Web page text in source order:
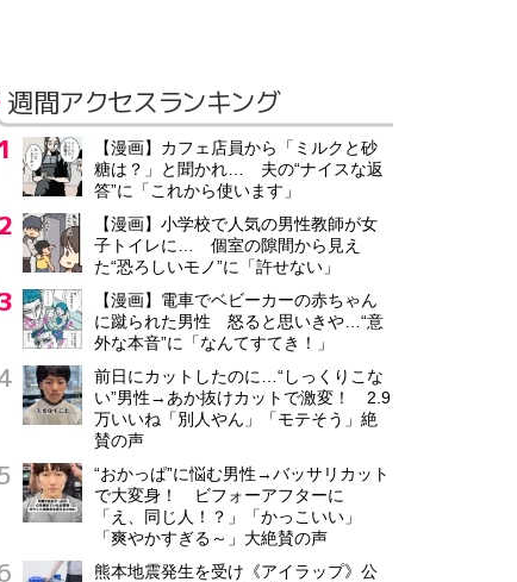
週間アクセスランキング
【漫画】カフェ店員から「ミルクと砂
糖は？」と聞かれ… 夫の“ナイスな返
答”に「これから使います」
【漫画】小学校で人気の男性教師が女
子トイレに… 個室の隙間から見え
た“恐ろしいモノ”に「許せない」
【漫画】電車でベビーカーの赤ちゃん
に蹴られた男性 怒ると思いきや…“意
外な本音”に「なんてすてき！」
前日にカットしたのに…“しっくりこな
い”男性→あか抜けカットで激変！ 2.9
万いいね「別人やん」「モテそう」絶
賛の声
“おかっぱ”に悩む男性→バッサリカット
で大変身！ ビフォーアフターに
「え、同じ人！？」「かっこいい」
「爽やかすぎる～」大絶賛の声
熊本地震発生を受け《アイラップ》公